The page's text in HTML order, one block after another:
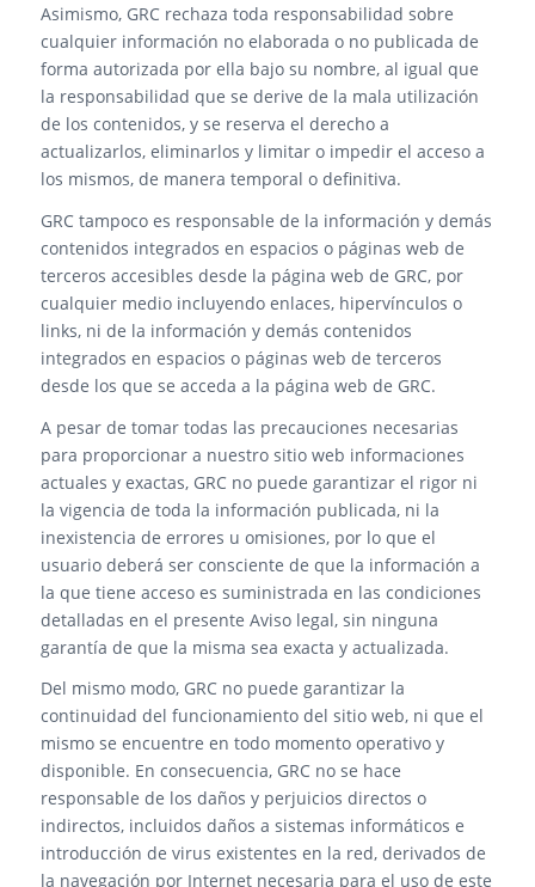
Asimismo, GRC rechaza toda responsabilidad sobre
cualquier información no elaborada o no publicada de
forma autorizada por ella bajo su nombre, al igual que
la responsabilidad que se derive de la mala utilización
de los contenidos, y se reserva el derecho a
actualizarlos, eliminarlos y limitar o impedir el acceso a
los mismos, de manera temporal o definitiva.
GRC tampoco es responsable de la información y demás
contenidos integrados en espacios o páginas web de
terceros accesibles desde la página web de GRC, por
cualquier medio incluyendo enlaces, hipervínculos o
links, ni de la información y demás contenidos
integrados en espacios o páginas web de terceros
desde los que se acceda a la página web de GRC.
A pesar de tomar todas las precauciones necesarias
para proporcionar a nuestro sitio web informaciones
actuales y exactas, GRC no puede garantizar el rigor ni
la vigencia de toda la información publicada, ni la
inexistencia de errores u omisiones, por lo que el
usuario deberá ser consciente de que la información a
la que tiene acceso es suministrada en las condiciones
detalladas en el presente Aviso legal, sin ninguna
garantía de que la misma sea exacta y actualizada.
Del mismo modo, GRC no puede garantizar la
continuidad del funcionamiento del sitio web, ni que el
mismo se encuentre en todo momento operativo y
disponible. En consecuencia, GRC no se hace
responsable de los daños y perjuicios directos o
indirectos, incluidos daños a sistemas informáticos e
introducción de virus existentes en la red, derivados de
la navegación por Internet necesaria para el uso de este